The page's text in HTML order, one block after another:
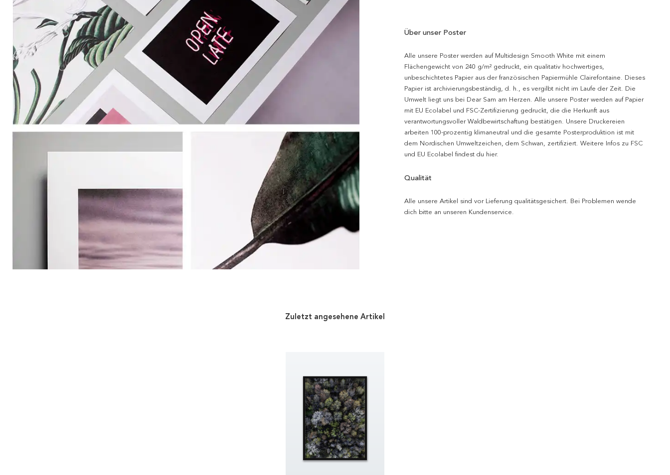
Über unser Poster
Alle unsere Poster werden auf Multidesign Smooth White mit einem
Flächengewicht von 240 g/m² gedruckt, ein qualitativ hochwertiges,
unbeschichtetes Papier aus der französischen Papiermühle Clairefontaine. Dieses
Papier ist archivierungsbeständig, d. h., es vergilbt nicht im Laufe der Zeit. Die
Umwelt liegt uns bei Dear Sam am Herzen. Alle unsere Poster werden auf Papier
mit EU Ecolabel und FSC-Zertifizierung gedruckt, die die Herkunft aus
verantwortungsvoller Waldbewirtschaftung bestätigen. Unsere Druckereien
arbeiten 100-prozentig klimaneutral und die gesamte Posterproduktion ist mit
dem Nordischen Umweltzeichen, dem Schwan, zertifiziert. Weitere Infos zu FSC
und EU Ecolabel findest du hier.
Qualität
Alle unsere Artikel sind vor Lieferung qualitätsgesichert. Bei Problemen wende
dich bitte an unseren Kundenservice.
Zuletzt angesehene Artikel